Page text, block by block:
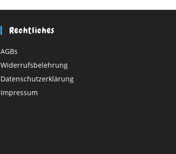
Rechtliches
AGBs
Widerrufsbelehrung
Datenschutzerklärung
Impressum